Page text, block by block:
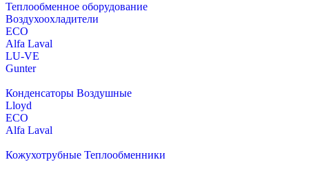
Теплообменное оборудование
Воздухоохладители
ECO
Alfa Laval
LU-VE
Gunter
Конденсаторы Воздушные
Lloyd
ECO
Alfa Laval
Кожухотрубные Теплообменники